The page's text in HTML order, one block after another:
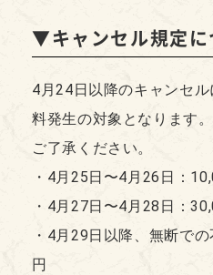
▼キャンセル規定に
4月24日以降のキャンセ
料発生の対象となります。
ご了承ください。
・4月25日〜4月26日：
・4月27日〜4月28日：
・4月29日以降、無断で
円